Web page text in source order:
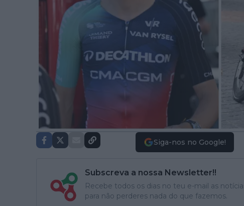
Siga-nos no Google!
Subscreva a nossa Newsletter!!
Recebe todos os dias no teu e-mail as
para não perderes nada do que fazemos.